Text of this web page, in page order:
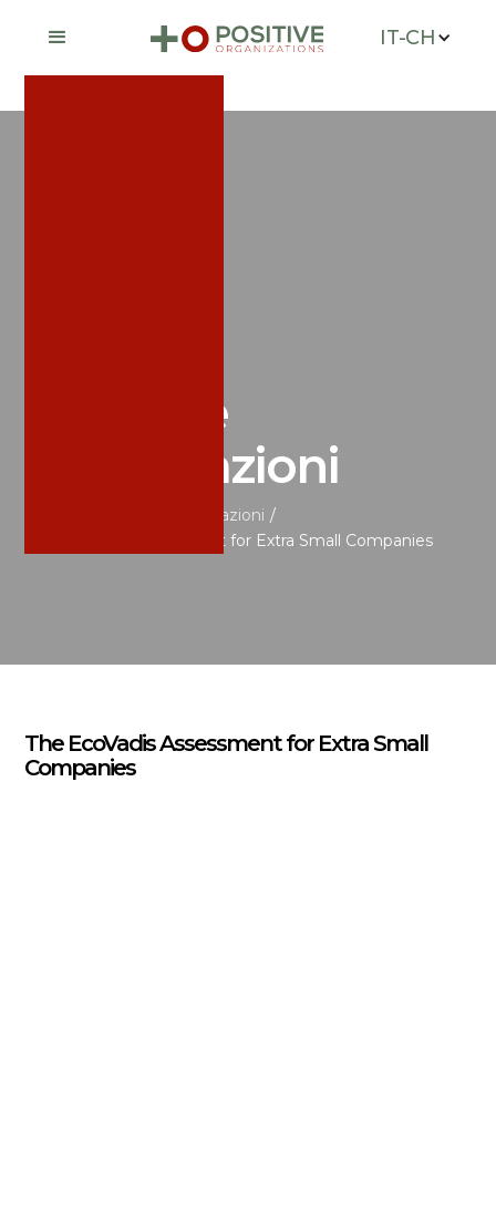
IT-CH
Notizie e
pubblicazioni
Notizie e pubblicazioni /
The EcoVadis Assessment for Extra Small Companies
The EcoVadis Assessment for Extra Small
Companies